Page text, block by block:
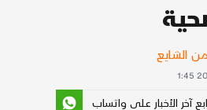
الشايع
آخر الأخبار على واتساب